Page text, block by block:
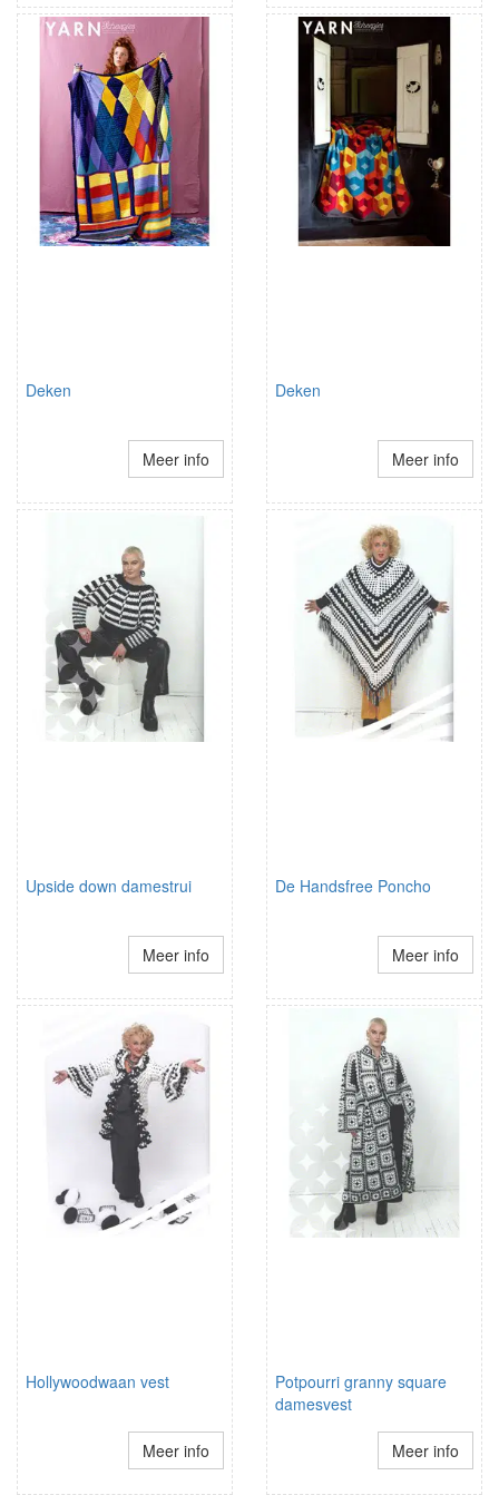
Deken
Meer info
Deken
Meer info
Upside down damestrui
Meer info
De Handsfree Poncho
Meer info
Hollywoodwaan vest
Meer info
Potpourri granny square
damesvest
Meer info